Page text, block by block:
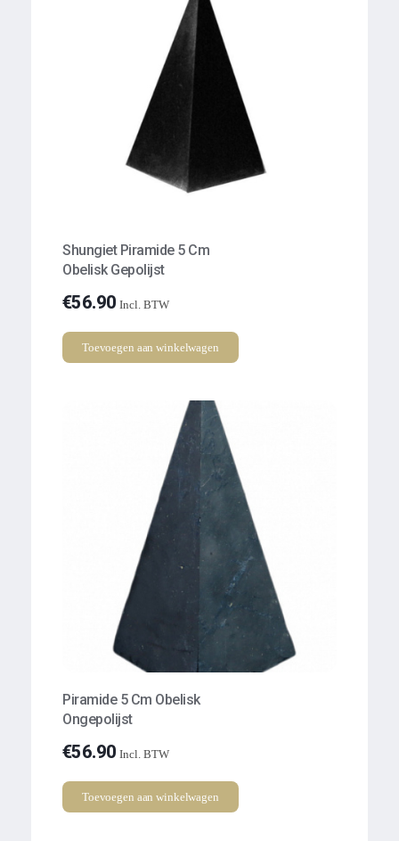
Shungiet Piramide 5 Cm
Obelisk Gepolijst
€56.90 Incl. BTW
Toevoegen aan winkelwagen
Piramide 5 Cm Obelisk
Ongepolijst
€56.90 Incl. BTW
Toevoegen aan winkelwagen